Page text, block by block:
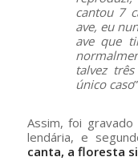
cantou 7
ave, eu
ave que
talvez
único caso
Assim, foi
lendária, e
canta, a floresta